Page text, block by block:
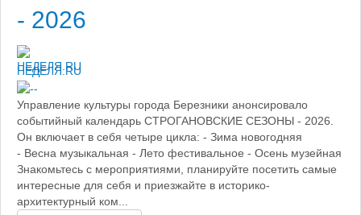
- 2026
НЕДЕЛЯ.RU
Управление культуры города Березники анонсировало
событийный календарь СТРОГАНОВСКИЕ СЕЗОНЫ - 2026.
Он включает в себя четыре цикла: - Зима новогодняя
- Весна музыкальная - Лето фестивальное - Осень музейная
Знакомьтесь с мероприятиями, планируйте посетить самые
интересные для себя и приезжайте в историко-
архитектурный ком...